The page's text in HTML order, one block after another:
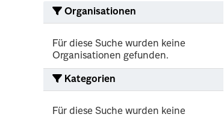
Organisationen
Für diese Suche wurden keine
Organisationen gefunden.
Kategorien
Für diese Suche wurden keine